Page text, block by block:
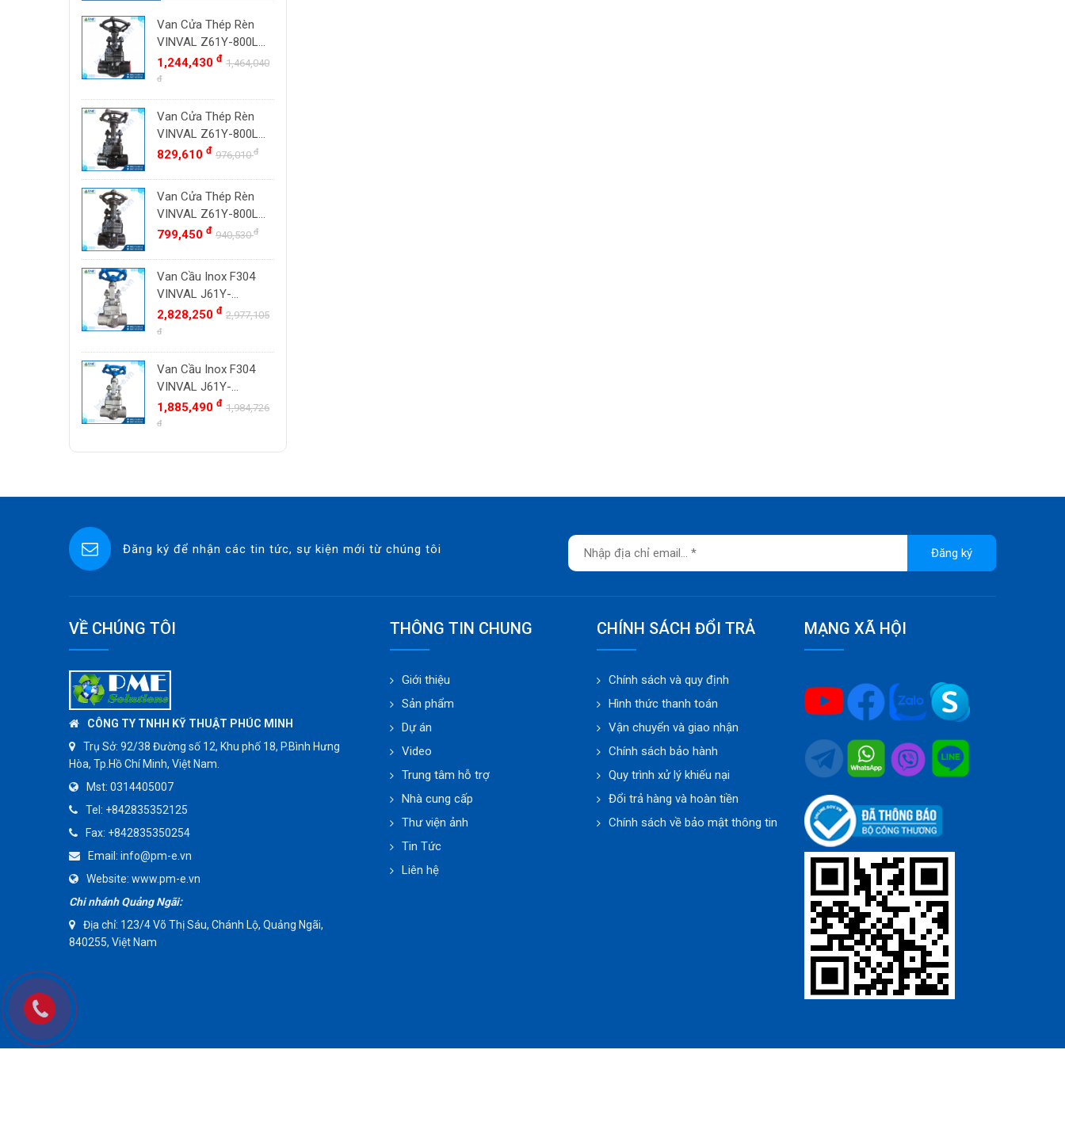
BAODI
TLV
ZENNER
DOUGLAS
LESER
VENN
YOSHITAKE
KITZ
DK VALVE
TIGER
HD FIRE
ETM
TAMAKI
ASAHI
SWISSFLUID
KUNKLE
ASCO CO2
SPIRAX SARCO
DKM
VALQUA
HAWKS
ZETKAMA
BZE
DYNO
WEFLO
SENSUS
TOMOE
SUNPASS
AMMETE
Indonesia
Malaysia
Đài Loan
Thụy Sĩ
Ba Lan
Van Cửa Thép Rèn
VINVAL Z61Y-800LB
DN25 (1") | Class
800#, Socket Weld
1,244,430 đ 1,464,040
đ
Van Cửa Thép Rèn
VINVAL Z61Y-800LB
DN20 (3/4") | Class
829,610 đ 976,010đ
Van Cửa Thép Rèn
VINVAL Z61Y-800LB
DN15 (1/2") | Class
799,450 đ 940,530đ
Van Cầu Inox F304
VINVAL J61Y-
800LBP DN25 (1")
Class 800 Socket
2,828,250 đ 2,977,105
đ
Van Cầu Inox F304
VINVAL J61Y-
800LBP DN20 (3/4")
Class 800 Socket
1,885,490 đ 1,984,726
đ
Đăng ký để nhận các tin tức, sự kiện mới từ chúng tôi Đăng ký
VỀ CHÚNG TÔI
CÔNG TY TNHH KỸ THUẬT PHÚC MINH
Trụ Sở: 92/38 Đường số 12, Khu phố 18, P.Bình Hưng
Hòa, Tp.Hồ Chí Minh, Việt Nam.
Mst: 0314405007
Tel: +842835352125
Fax: +842835350254
Email: info@pm-e.vn
Website: www.pm-e.vn
Chi nhánh Quảng Ngãi:
Địa chỉ: 123/4 Võ Thị Sáu, Chánh Lộ, Quảng Ngãi,
840255, Việt Nam
THÔNG TIN CHUNG
Giới thiệu
Sản phẩm
Dự án
Video
Trung tâm hỗ trợ
Nhà cung cấp
Thư viện ảnh
Tin Tức
Liên hệ
CHÍNH SÁCH ĐỔI TRẢ
Chính sách và quy định
Hình thức thanh toán
Vận chuyển và giao nhận
Chính sách bảo hành
Quy trình xử lý khiếu nại
Đổi trả hàng và hoàn tiền
Chính sách về bảo mật thông tin
MẠNG XÃ HỘI